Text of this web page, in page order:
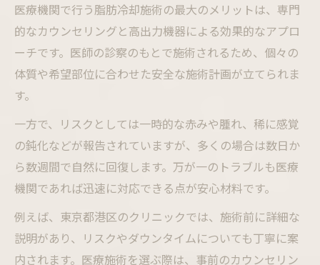
医療機関で行う脂肪冷却施術の最大のメリットは、専門
的なカウンセリングと高出力機器による効果的なアプロ
ーチです。医師の診察のもとで施術されるため、個々の
体質や希望部位に合わせた安全な施術計画が立てられま
す。
一方で、リスクとしては一時的な赤みや腫れ、稀に感覚
の鈍化などが報告されていますが、多くの場合は数日か
ら数週間で自然に回復します。万が一のトラブルも医療
機関であれば迅速に対応できる点が安心材料です。
例えば、東京都港区のクリニックでは、施術前に詳細な
説明があり、リスクやダウンタイムについても丁寧に案
内されます。医療施術を選ぶ際は、事前のカウンセリン